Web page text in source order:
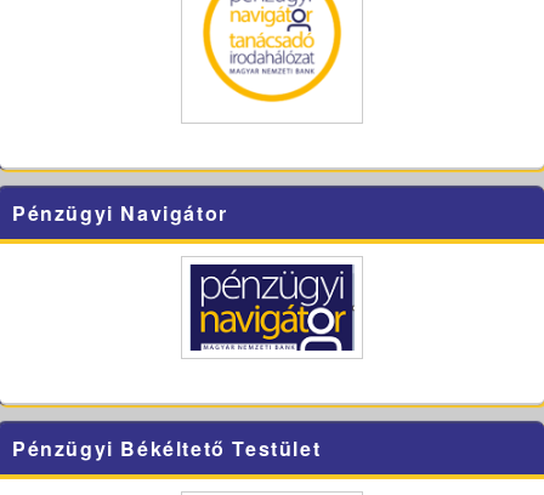
Pénzügyi Navigátor
Pénzügyi Békéltető Testület